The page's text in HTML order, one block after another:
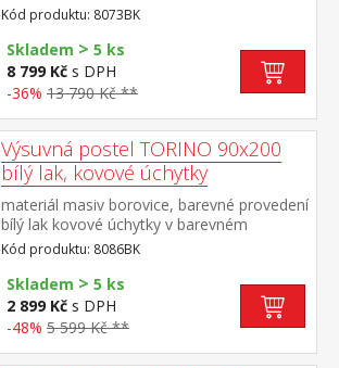
provedení černěná mosaz dvoje částečně
prosklené dveře, tři police jedna zásuvka s
kovovými pojezdy
Kód produktu: 8073BK
Skladem > 5 ks
8 799 Kč s DPH
-36% 13 790 Kč **
Výsuvná postel TORINO 90x200
bílý lak, kovové úchytky
materiál masiv borovice, barevné provedení
bílý lak kovové úchytky v barevném
provedení černěná mosaz výsuvná na
kolečkách, cena bez matrace maximální
doporučená výška matrace 14
cm doporučený rozměr matrace 90 × 200
cm vhodná jako výsuvná přistýlka k
Kód produktu: 8086BK
Skladem > 5 ks
2 899 Kč s DPH
-48% 5 599 Kč **